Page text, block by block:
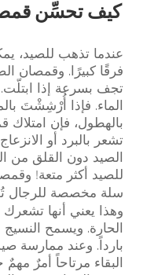
كيف تحسِّن
عندما تذهب للصيد،
فرقًا كبيرًا. وقمصان
تجف بسرعة إذا
الماء. فإذا أُرْشِشْتَ
بالهطول، فإن
تشعر بالبرد أو
الصيد دون القلق من
للصيد أكثر متعة!
سلة مخصصة للرجال
وهذا يعني أنها تشعرك
الحارة. ويسمح النسيج
بارداً. وعند ممارسة
البقاء مرتاحاً أمرٌ